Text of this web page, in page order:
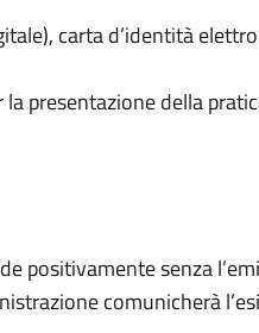
carta d’identità
presentazione della
positivamente senza
comunicherà